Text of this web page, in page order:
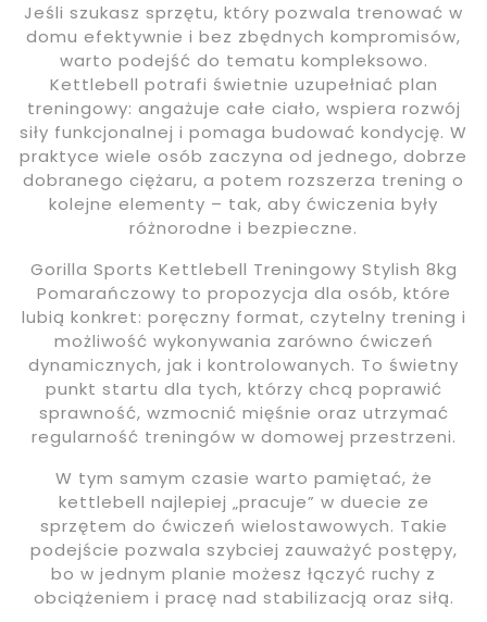
Jeśli szukasz sprzętu, który pozwala trenować w
domu efektywnie i bez zbędnych kompromisów,
warto podejść do tematu kompleksowo.
Kettlebell potrafi świetnie uzupełniać plan
treningowy: angażuje całe ciało, wspiera rozwój
siły funkcjonalnej i pomaga budować kondycję. W
praktyce wiele osób zaczyna od jednego, dobrze
dobranego ciężaru, a potem rozszerza trening o
kolejne elementy – tak, aby ćwiczenia były
różnorodne i bezpieczne.
Gorilla Sports Kettlebell Treningowy Stylish 8kg
Pomarańczowy to propozycja dla osób, które
lubią konkret: poręczny format, czytelny trening i
możliwość wykonywania zarówno ćwiczeń
dynamicznych, jak i kontrolowanych. To świetny
punkt startu dla tych, którzy chcą poprawić
sprawność, wzmocnić mięśnie oraz utrzymać
regularność treningów w domowej przestrzeni.
W tym samym czasie warto pamiętać, że
kettlebell najlepiej „pracuje” w duecie ze
sprzętem do ćwiczeń wielostawowych. Takie
podejście pozwala szybciej zauważyć postępy,
bo w jednym planie możesz łączyć ruchy z
obciążeniem i pracę nad stabilizacją oraz siłą.